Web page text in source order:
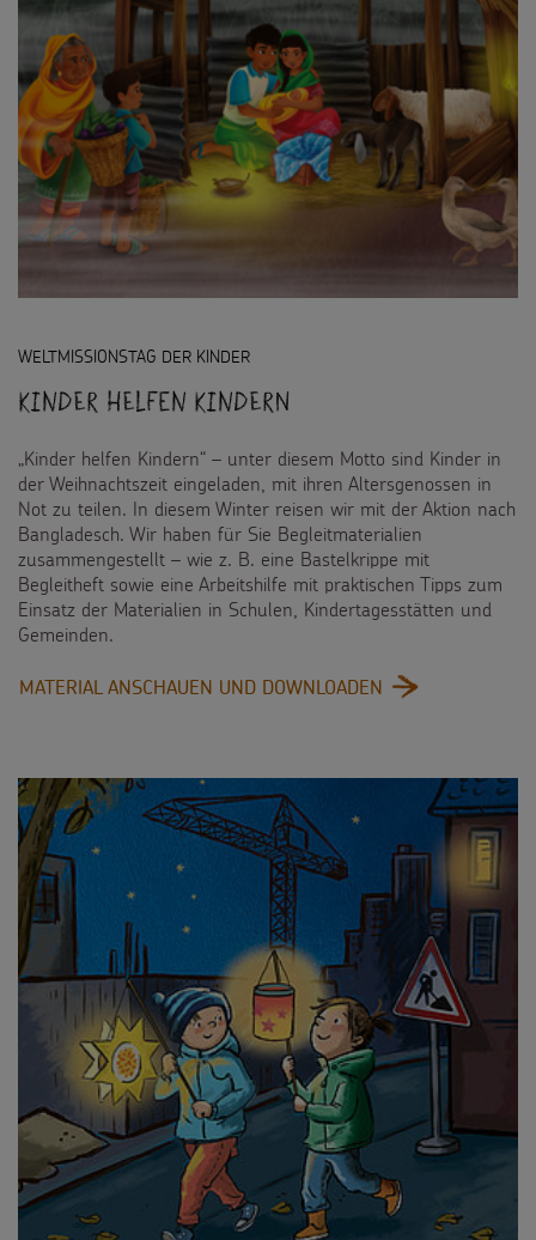
WELTMISSIONSTAG DER KINDER
Kinder helfen Kindern
„Kinder helfen Kindern“ – unter diesem Motto sind Kinder in
der Weihnachtszeit eingeladen, mit ihren Altersgenossen in
Not zu teilen. In diesem Winter reisen wir mit der Aktion nach
Bangladesch. Wir haben für Sie Begleitmaterialien
zusammengestellt – wie z. B. eine Bastelkrippe mit
Begleitheft sowie eine Arbeitshilfe mit praktischen Tipps zum
Einsatz der Materialien in Schulen, Kindertagesstätten und
Gemeinden.
MATERIAL ANSCHAUEN UND DOWNLOADEN